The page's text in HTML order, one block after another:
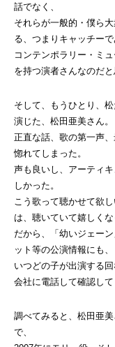
話でなく、
それらが一般的・僕ら
る、つまりキャッチーで
コンテンポラリー・ミ
を持つ演者さんなのだと
そして、もうひとり、
演じた、松田亜美さん。
正直な話、歌の第一声
惚れてしまった。
声も良いし、アーティ
しかった。
こう歌って聴かせて欲
は、聴いていて嬉しくな
だから、「幼いジェー
ット等の公演情報にも、
いつどの子が出演する
会社に電話して確認して
調べてみると、松田亜
で、